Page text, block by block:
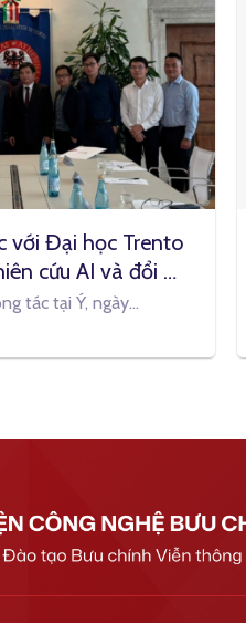
với Đại học Trento
cứu AI và đổi
tác tại Ý, ngày
viện